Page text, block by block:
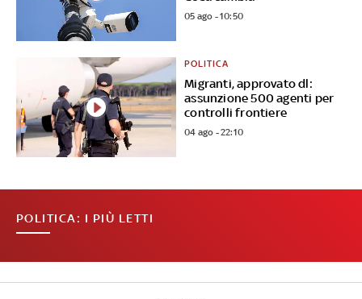
05 ago - 10:50
Migranti, approvato dl:
assunzione 500 agenti per
controlli frontiere
POLITICA
04 ago - 22:10
POLITICA: I PIÙ LETTI